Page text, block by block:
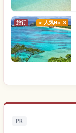
旅行 人気No.3
PR